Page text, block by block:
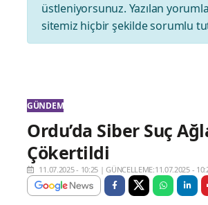
üstleniyorsunuz. Yazılan
sitemiz hiçbir şekilde sorumlu
GÜNDEM
Ordu’da Siber Suç
Çökertildi
11.07.2025 - 10:25 |GÜNCELLEME:11.07.2025 -